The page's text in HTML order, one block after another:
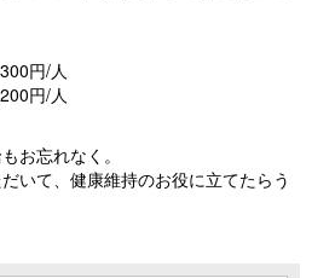
円/人
円/人
お忘れなく。
いて、健康維持のお役に立てたらう